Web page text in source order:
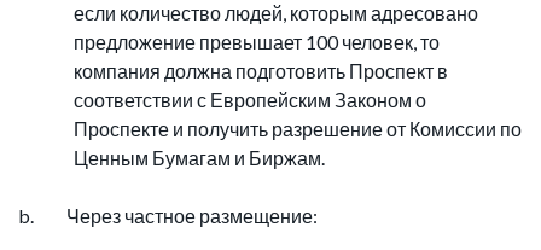
если количество людей, которым адресовано
предложение превышает 100 человек, то
компания должна подготовить Проспект в
соответствии с Европейским Законом о
Проспекте и получить разрешение от Комиссии по
Ценным Бумагам и Биржам.
b. Через частное размещение: